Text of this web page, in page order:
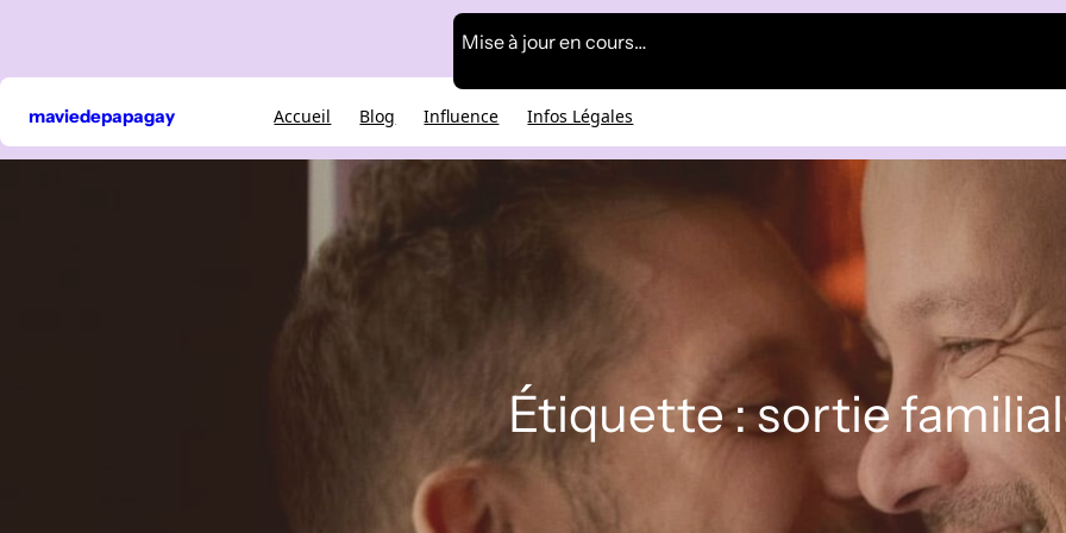
contenu
Mise à jour en cours…
maviedepapagay Accueil Blog Influence Infos Légales
Étiquette :sortie